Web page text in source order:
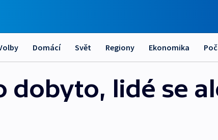
Domácí Svět Regiony Ekonomika
dobyto, lidé se